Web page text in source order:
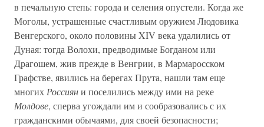
в печальную степь: города и селения опустели. Когда же
Моголы, устрашенные счастливым оружием Людовика
Венгерского, около половины XIV века удалились от
Дуная: тогда Волохи, предводимые Богданом или
Драгошем, жив прежде в Венгрии, в Мармаросском
Графстве, явились на берегах Прута, нашли там еще
многих Россияни поселились между ими на реке
Молдове, сперва угождали им и сообразовались с их
гражданскими обычаями, для своей безопасности;